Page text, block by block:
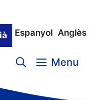
Espanyol Anglès
Menu